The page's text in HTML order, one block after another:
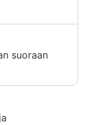
suoraan